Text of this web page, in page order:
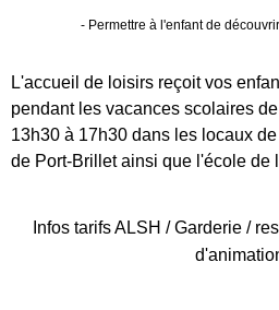
- Permettre à l'enfant de
L'accueil de loisirs reçoit vos
pendant les vacances scolaires
13h30 à 17h30 dans les locaux
de Port-Brillet ainsi que l'école de
Infos tarifs ALSH / Garderie /